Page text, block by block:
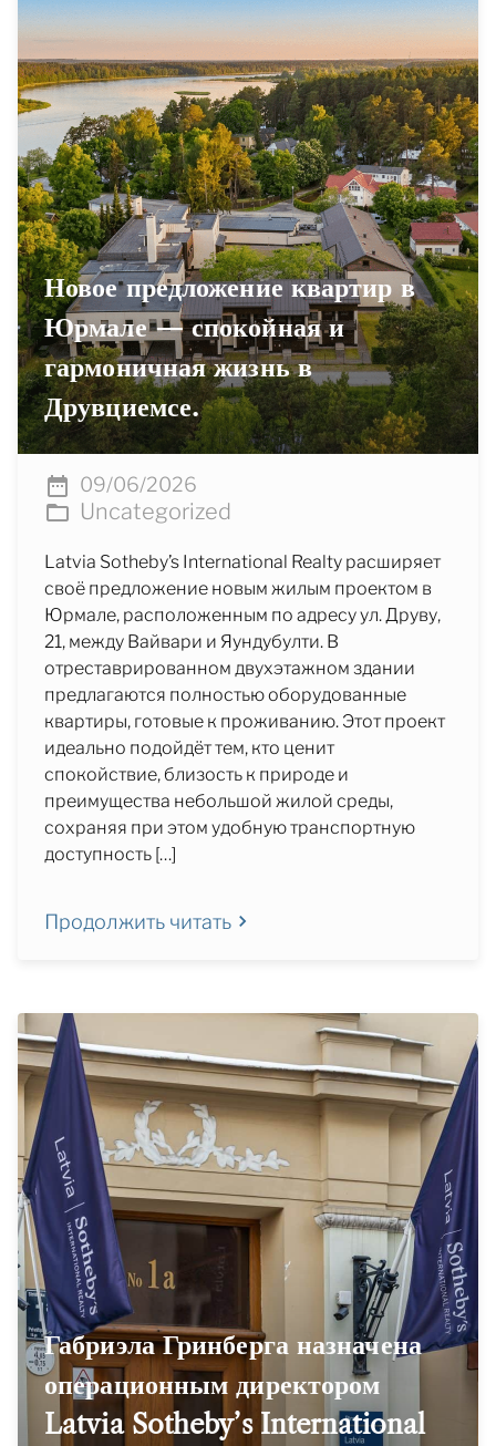
Новое предложение квартир в
Юрмале — спокойная и
гармоничная жизнь в
Друвциемсе.
09/06/2026
Uncategorized
Latvia Sotheby’s International Realty расширяет
своё предложение новым жилым проектом в
Юрмале, расположенным по адресу ул. Друву,
21, между Вайвари и Яундубулти. В
отреставрированном двухэтажном здании
предлагаются полностью оборудованные
квартиры, готовые к проживанию. Этот проект
идеально подойдёт тем, кто ценит
спокойствие, близость к природе и
преимущества небольшой жилой среды,
сохраняя при этом удобную транспортную
доступность […]
Продолжить читать
Габриэла Гринберга назначена
операционным директором
Latvia Sotheby’s International